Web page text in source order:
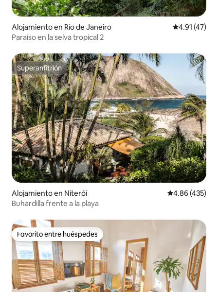
Alojamiento en Río de Janeiro Calificación
4.91 (47)
Paraíso en la selva tropical 2
Superanfitrión
Superanfitrión
Alojamiento en Niterói Calificación
4.86 (435)
Buhardilla frente a la playa
Favorito entre huéspedes
Favorito entre huéspedes